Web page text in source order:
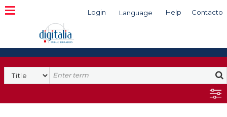
Login Language Help Contacto
Search